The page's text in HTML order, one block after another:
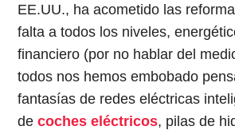
EE.UU., ha acometido las
falta a todos los niveles,
financiero (por no hablar del
todos nos hemos embobado
fantasías de redes eléctricas
decoches eléctricos, pilas de